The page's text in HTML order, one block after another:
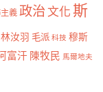
義 政治文化斯
林汝羽 毛派 科技 穆斯
富汗 陳牧民 馬爾地夫